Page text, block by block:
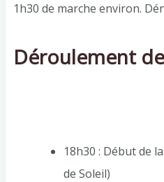
1h30 de marche environ.
Déroulement
18h30 : Début de
de Soleil)